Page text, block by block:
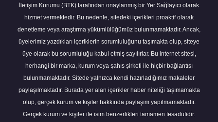
İletişim Kurumu (BTK) tarafından onaylanmış bir Yer Sağlayıcı olarak
hizmet vermektedir. Bu nedenle, sitedeki içerikleri proaktif olarak
denetleme veya araştırma yükümlülüğümüz bulunmamaktadır. Ancak,
üyelerimiz yazdıkları içeriklerin sorumluluğunu taşımakta olup, siteye
üye olarak bu sorumluluğu kabul etmiş sayılırlar. Bu internet sitesi,
herhangi bir marka, kurum veya şahıs şirketi ile hiçbir bağlantısı
bulunmamaktadır. Sitede yalnızca kendi hazırladığımız makaleler
paylaşılmaktadır. Burada yer alan içerikler haber niteliği taşımamakta
olup, gerçek kurum ve kişiler hakkında paylaşım yapılmamaktadır.
Gerçek kurum ve kişiler ile isim benzerlikleri tamamen tesadüfidir.